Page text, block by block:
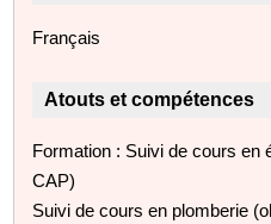
Français
Atouts et compétences
Formation : Suivi de cours en
CAP)
Suivi de cours en plomberie